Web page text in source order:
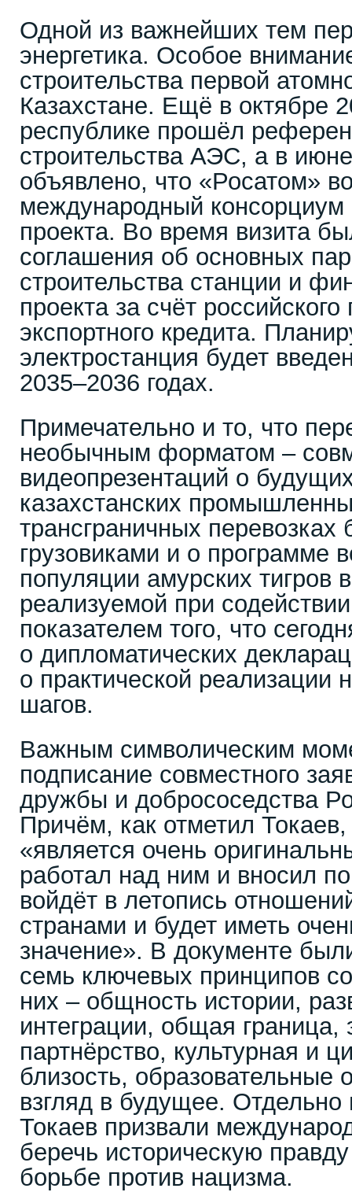
Одной из важнейших тем
энергетика. Особое
строительства первой
Казахстане. Ещё в октябре
республике прошёл
строительства АЭС, а в
объявлено, что «Росатом»
международный консорциум
проекта. Во время визита
соглашения об основных
строительства станции и
проекта за счёт российского
экспортного кредита.
электростанция будет
2035–2036 годах.
Примечательно и то, что
необычным форматом –
видеопрезентаций о
казахстанских
трансграничных
грузовиками и о программе
популяции амурских тигров
реализуемой при
показателем того, что
о дипломатических
о практической реализации
шагов.
Важным символическим
подписание совместного
дружбы и добрососедства
Причём, как отметил
«является очень
работал над ним и вносил
войдёт в летопись
странами и будет иметь
значение». В документе
семь ключевых принципов
них – общность истории,
интеграции, общая граница,
партнёрство, культурная и
близость,
взгляд в будущее.
Токаев призвали
беречь историческую
борьбе против нацизма.